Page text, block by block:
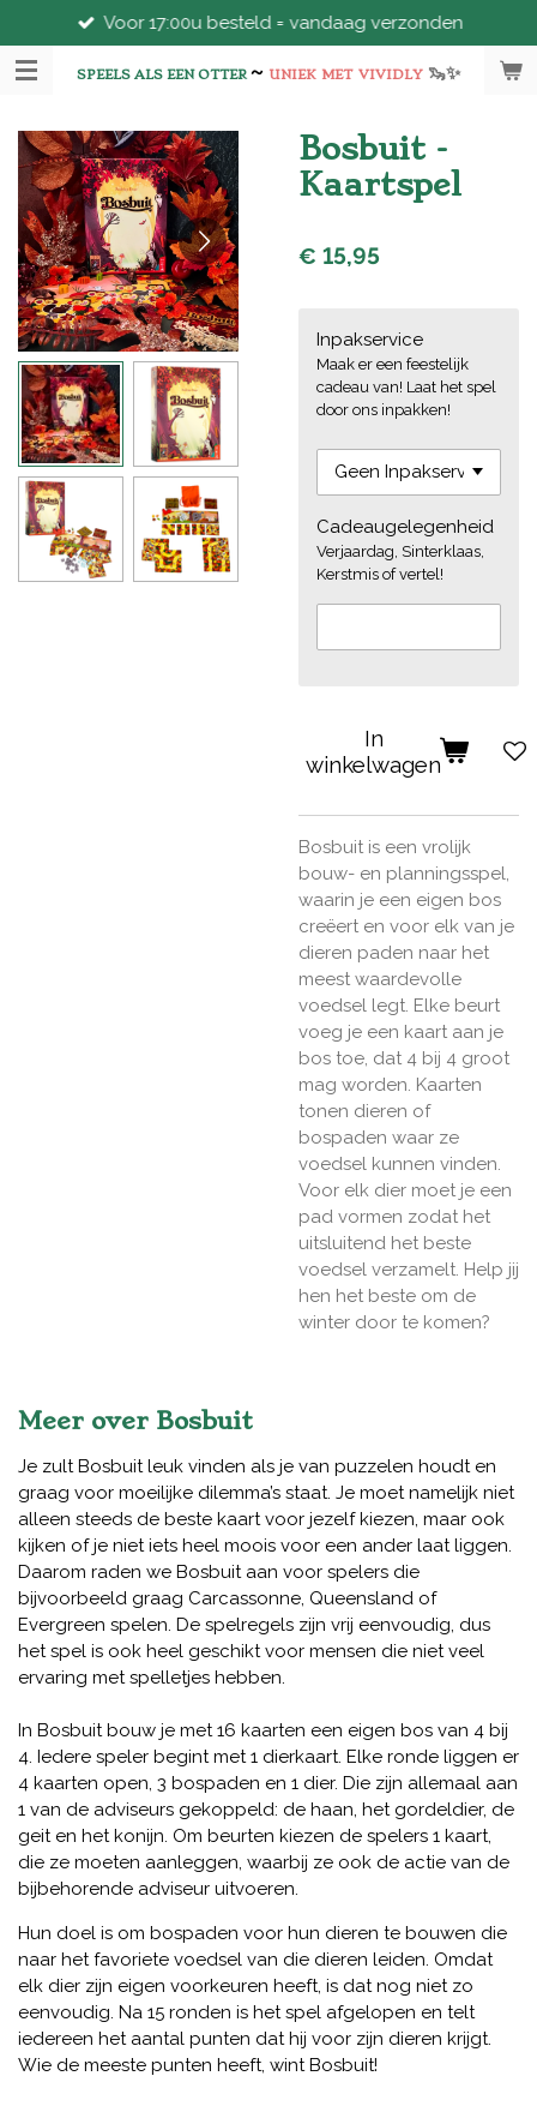
direct
naar
hoofdinhoud
SPEELS ALS EEN OTTER~ UNIEK MET VIVIDLY 🦦✨
Voor 17:00u besteld = vandaag verzonden
Bosbuit -
Kaartspel
€ 15,95
Inpakservice
Maak er een feestelijk
cadeau van! Laat het spel
door ons inpakken!
Cadeaugelegenheid
Verjaardag, Sinterklaas,
Kerstmis of vertel!
In
winkelwagen
Bosbuit is een vrolijk
bouw- en planningsspel,
waarin je een eigen bos
creëert en voor elk van je
dieren paden naar het
meest waardevolle
voedsel legt. Elke beurt
voeg je een kaart aan je
bos toe, dat 4 bij 4 groot
mag worden. Kaarten
tonen dieren of
bospaden waar ze
voedsel kunnen vinden.
Voor elk dier moet je een
pad vormen zodat het
uitsluitend het beste
voedsel verzamelt. Help jij
hen het beste om de
winter door te komen?
Meer over Bosbuit
Je zult Bosbuit leuk vinden als je van puzzelen houdt en
graag voor moeilijke dilemma’s staat. Je moet namelijk niet
alleen steeds de beste kaart voor jezelf kiezen, maar ook
kijken of je niet iets heel moois voor een ander laat liggen.
Daarom raden we Bosbuit aan voor spelers die
bijvoorbeeld graag Carcassonne, Queensland of
Evergreen spelen. De spelregels zijn vrij eenvoudig, dus
het spel is ook heel geschikt voor mensen die niet veel
ervaring met spelletjes hebben.
In Bosbuit bouw je met 16 kaarten een eigen bos van 4 bij
4. Iedere speler begint met 1 dierkaart. Elke ronde liggen er
4 kaarten open, 3 bospaden en 1 dier. Die zijn allemaal aan
1 van de adviseurs gekoppeld: de haan, het gordeldier, de
geit en het konijn. Om beurten kiezen de spelers 1 kaart,
die ze moeten aanleggen, waarbij ze ook de actie van de
bijbehorende adviseur uitvoeren.
Hun doel is om bospaden voor hun dieren te bouwen die
naar het favoriete voedsel van die dieren leiden. Omdat
elk dier zijn eigen voorkeuren heeft, is dat nog niet zo
eenvoudig. Na 15 ronden is het spel afgelopen en telt
iedereen het aantal punten dat hij voor zijn dieren krijgt.
Wie de meeste punten heeft, wint Bosbuit!